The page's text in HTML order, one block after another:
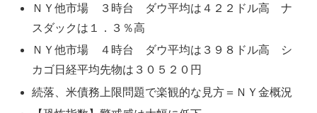
ＮＹ他市場 ３時台 ダウ平均は４２２ドル高 ナ
スダックは１．３％高
ＮＹ他市場 ４時台 ダウ平均は３９８ドル高 シ
カゴ日経平均先物は３０５２０円
続落、米債務上限問題で楽観的な見方＝ＮＹ金概況